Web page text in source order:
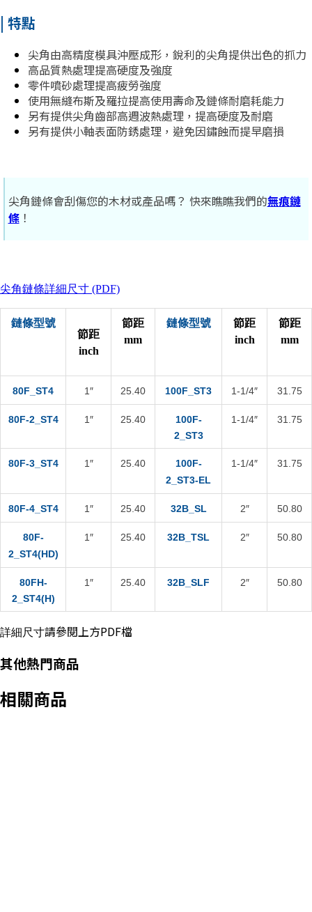
| 特點
尖角由高精度模具沖壓成形，銳利的尖角提供出色的抓力
高品質熱處理提高硬度及強度
零件噴砂處理提高疲勞強度
使用無縫布斯及羅拉提高使用壽命及鏈條耐磨耗能力
另有提供尖角齒部高週波熱處理，提高硬度及耐磨
另有提供小軸表面防銹處理，避免因鏽蝕而提早磨損
尖角鏈條會刮傷您的木材或產品嗎？ 快來瞧瞧我們的無痕鏈
條！
尖角鏈條詳細尺寸 (PDF)
鏈條型號
節距
inch
節距
mm
鏈條型號
節距
inch
節距
mm
80F_ST4 1″ 25.40 100F_ST3 1-1/4″ 31.75
80F-2_ST4 1″ 25.40
100F-
2_ST3
1-1/4″ 31.75
80F-3_ST4 1″ 25.40
100F-
2_ST3-EL
1-1/4″ 31.75
80F-4_ST4 1″ 25.40 32B_SL 2″ 50.80
80F-
2_ST4(HD)
1″ 25.40 32B_TSL 2″ 50.80
80FH-
2_ST4(H)
1″ 25.40 32B_SLF 2″ 50.80
詳細尺寸請參閱上方PDF檔
其他熱門商品
相關商品